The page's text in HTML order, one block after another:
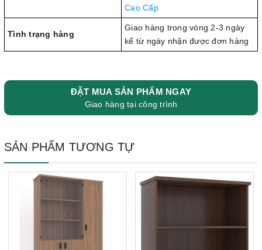
Cao Cấp
Tình trạng hàng
Giao hàng trong vòng 2-3 ngày
kể từ ngày nhận được đơn hàng
ĐẶT MUA SẢN PHẨM NGAY
Giao hàng tại công trình
SẢN PHẨM TƯƠNG TỰ